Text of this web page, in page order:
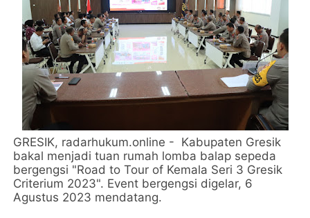
GRESIK, radarhukum.online - Kabupaten Gresik
bakal menjadi tuan rumah lomba balap sepeda
bergengsi "Road to Tour of Kemala Seri 3 Gresik
Criterium 2023". Event bergengsi digelar, 6
Agustus 2023 mendatang.